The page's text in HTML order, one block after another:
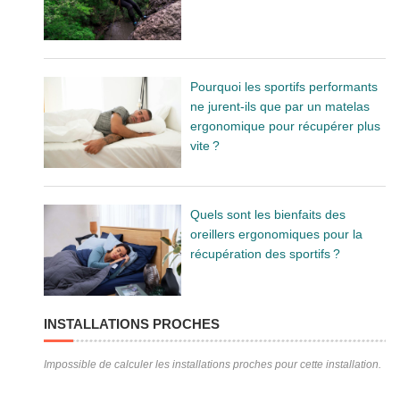
Pourquoi les sportifs performants
ne jurent-ils que par un matelas
ergonomique pour récupérer plus
vite ?
Quels sont les bienfaits des
oreillers ergonomiques pour la
récupération des sportifs ?
INSTALLATIONS PROCHES
Impossible de calculer les installations proches pour cette installation.